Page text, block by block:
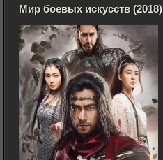
Мир боевых искусств (2018)